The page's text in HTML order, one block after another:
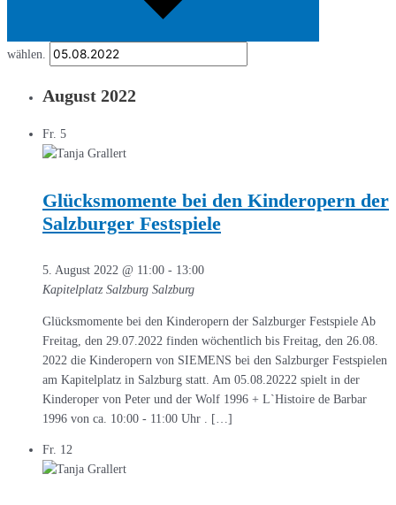
wählen.
August 2022
Fr. 5
Glücksmomente bei den Kinderopern der
Salzburger Festspiele
5. August 2022 @ 11:00 - 13:00
Kapitelplatz Salzburg Salzburg
Glücksmomente bei den Kinderopern der Salzburger Festspiele Ab
Freitag, den 29.07.2022 finden wöchentlich bis Freitag, den 26.08.
2022 die Kinderopern von SIEMENS bei den Salzburger Festspielen
am Kapitelplatz in Salzburg statt. Am 05.08.20222 spielt in der
Kinderoper von Peter und der Wolf 1996 + L`Histoire de Barbar
1996 von ca. 10:00 - 11:00 Uhr . […]
Fr. 12